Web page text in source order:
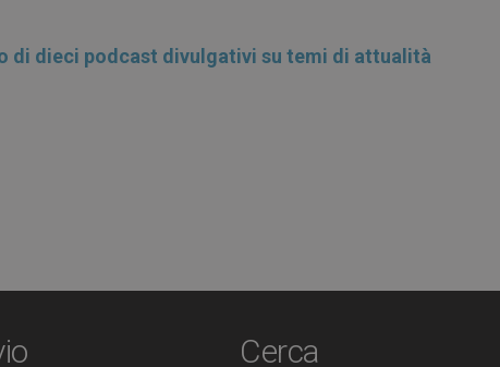
di dieci podcast divulgativi su temi di attualità
Cerca